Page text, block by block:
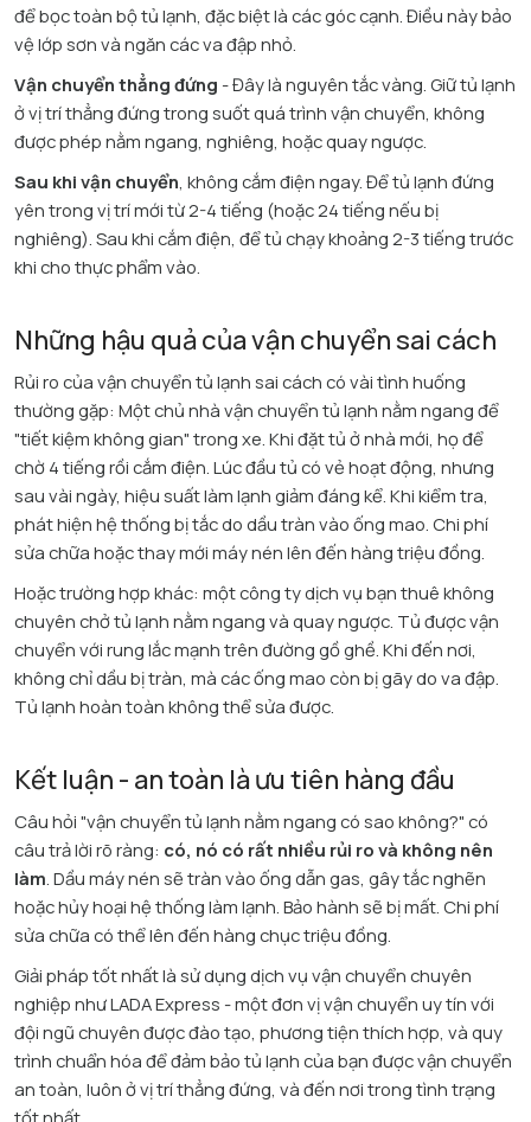
để bọc toàn bộ tủ lạnh, đặc biệt là các góc cạnh. Điều này bảo
vệ lớp sơn và ngăn các va đập nhỏ.
Vận chuyển thẳng đứng - Đây là nguyên tắc vàng. Giữ tủ lạnh
ở vị trí thẳng đứng trong suốt quá trình vận chuyển, không
được phép nằm ngang, nghiêng, hoặc quay ngược.
Sau khi vận chuyển, không cắm điện ngay. Để tủ lạnh đứng
yên trong vị trí mới từ 2-4 tiếng (hoặc 24 tiếng nếu bị
nghiêng). Sau khi cắm điện, để tủ chạy khoảng 2-3 tiếng trước
khi cho thực phẩm vào.
Những hậu quả của vận chuyển sai cách
Rủi ro của vận chuyển tủ lạnh sai cách có vài tình huống
thường gặp: Một chủ nhà vận chuyển tủ lạnh nằm ngang để
"tiết kiệm không gian" trong xe. Khi đặt tủ ở nhà mới, họ để
chờ 4 tiếng rồi cắm điện. Lúc đầu tủ có vẻ hoạt động, nhưng
sau vài ngày, hiệu suất làm lạnh giảm đáng kể. Khi kiểm tra,
phát hiện hệ thống bị tắc do dầu tràn vào ống mao. Chi phí
sửa chữa hoặc thay mới máy nén lên đến hàng triệu đồng.
Hoặc trường hợp khác: một công ty dịch vụ bạn thuê không
chuyên chở tủ lạnh nằm ngang và quay ngược. Tủ được vận
chuyển với rung lắc mạnh trên đường gồ ghề. Khi đến nơi,
không chỉ dầu bị tràn, mà các ống mao còn bị gãy do va đập.
Tủ lạnh hoàn toàn không thể sửa được.
Kết luận - an toàn là ưu tiên hàng đầu
Câu hỏi "vận chuyển tủ lạnh nằm ngang có sao không?" có
câu trả lời rõ ràng: có, nó có rất nhiều rủi ro và không nên
làm . Dầu máy nén sẽ tràn vào ống dẫn gas, gây tắc nghẽn
hoặc hủy hoại hệ thống làm lạnh. Bảo hành sẽ bị mất. Chi phí
sửa chữa có thể lên đến hàng chục triệu đồng.​
Giải pháp tốt nhất là sử dụng dịch vụ vận chuyển chuyên
nghiệp như LADA Express - một đơn vị vận chuyển uy tín với
đội ngũ chuyên được đào tạo, phương tiện thích hợp, và quy
trình chuẩn hóa để đảm bảo tủ lạnh của bạn được vận chuyển
an toàn, luôn ở vị trí thẳng đứng, và đến nơi trong tình trạng
tốt nhất.